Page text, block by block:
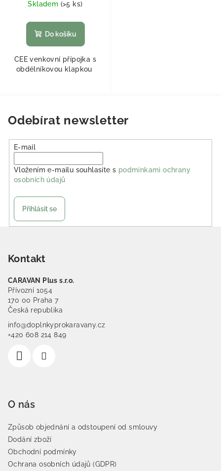
Skladem (>5 ks)
Do košíku
CEE venkovní přípojka s
obdélníkovou klapkou
Odebírat newsletter
E-mail
Vložením e-mailu souhlasíte s podmínkami ochrany
osobních údajů
Přihlásit se
Kontakt
CARAVAN Plus s.r.o.
Přívozní 1054
170 00 Praha 7
Česká republika
info@doplnkyprokaravany.cz
+420 608 214 849
O nás
Způsob objednání a odstoupení od smlouvy
Dodání zboží
Obchodní podmínky
Ochrana osobních údajů (GDPR)